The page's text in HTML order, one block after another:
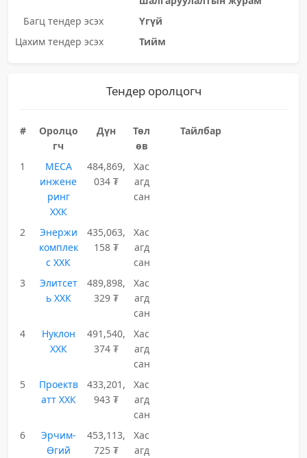
Багц тендер эсэх
Үгүй
Цахим тендер эсэх
Тийм
Тендер оролцогч
#
Оролцо
гч
Дүн
Төл
өв
Тайлбар
1
МЕСА
инжене
ринг
ХХК
484,869,
034 ₮
Хас
агд
сан
2
Энержи
комплек
с ХХК
435,063,
158 ₮
Хас
агд
сан
3
Элитсет
ь ХХК
489,898,
329 ₮
Хас
агд
сан
4
Нуклон
ХХК
491,540,
374 ₮
Хас
агд
сан
5
Проектв
атт ХХК
433,201,
943 ₮
Хас
агд
сан
6
Эрчим-
Өгий
453,113,
725 ₮
Хас
агд